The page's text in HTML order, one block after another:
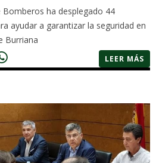
Bomberos ha desplegado 44
ayudar a garantizar la seguridad en
Burriana
LEER MÁS